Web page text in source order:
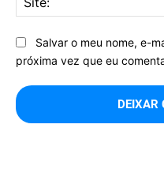
Salvar o meu nome, e-
próxima vez que eu